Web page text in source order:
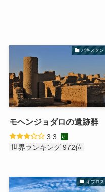
パキスタン
モヘンジョダロの遺跡群
3.3
世界ランキング 972位
キプロス